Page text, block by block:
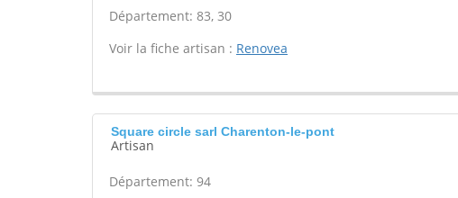
Département: 83, 30
Voir la fiche artisan : Renovea
Square circle sarl Charenton-le-pont
Artisan
Département: 94